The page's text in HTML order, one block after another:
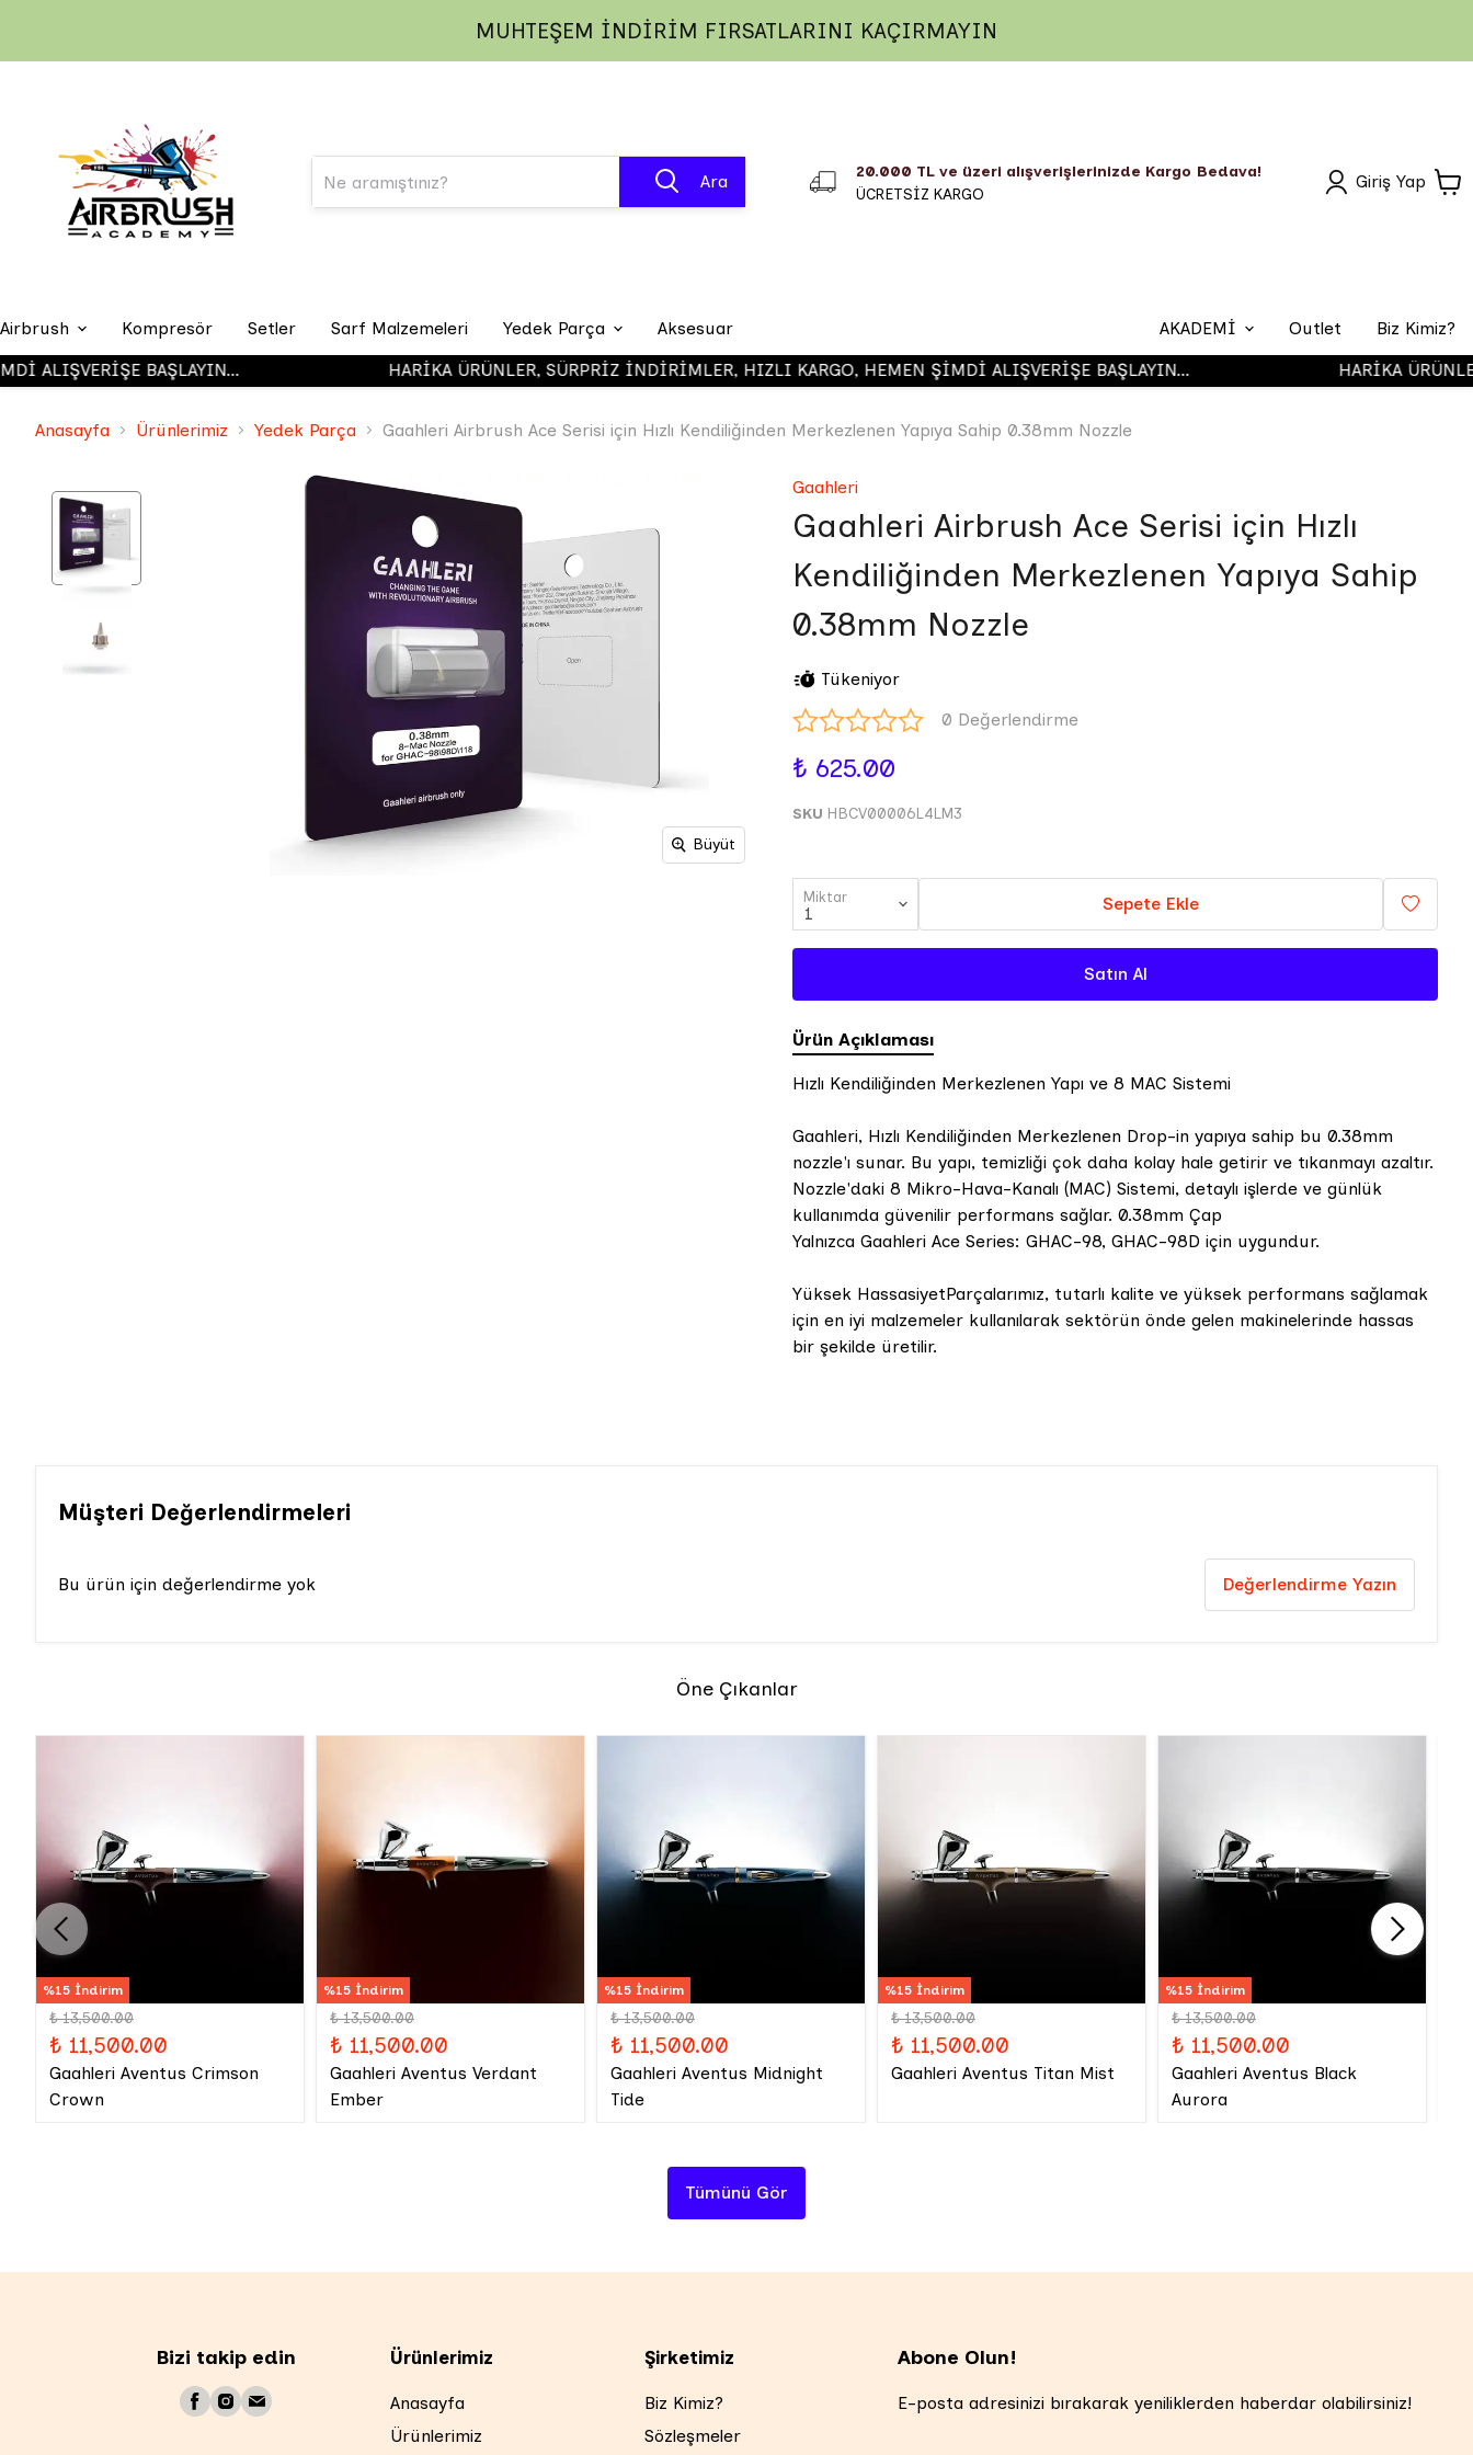
MUHTEŞEM İNDİRİM FIRSATLARINI KAÇIRMAYIN
Ara
20.000 TL ve üzeri alışverişlerinizde Kargo Bedava!
ÜCRETSİZ KARGO
Giriş Yap
Airbrush
Iwata Airbrush Gaahleri Airbrush
Kompresör Setler Sarf Malzemeleri Yedek Parça Aksesuar AKADEMİ Outlet Biz Kimiz?
BAŞLAYIN... HARİKA ÜRÜNLER, SÜRPRİZ İNDİRİMLER, HIZLI KARGO, HEMEN ŞİMDİ ALIŞVERİŞE BAŞLAYIN... HARİKA
Anasayfa Ürünlerimiz Yedek Parça Gaahleri Airbrush Ace Serisi için Hızlı Kendiliğinden Merkezlenen Yapıya Sahip 0.38mm Nozzle
Büyüt
Gaahleri
Gaahleri Airbrush Ace Serisi için Hızlı
Kendiliğinden Merkezlenen Yapıya Sahip
0.38mm Nozzle
Tükeniyor
0 Değerlendirme
₺ 625.00
SKU HBCV00006L4LM3
Miktar Sepete Ekle
Satın Al
Ürün Açıklaması
Hızlı Kendiliğinden Merkezlenen Yapı ve 8 MAC Sistemi
Gaahleri, Hızlı Kendiliğinden Merkezlenen Drop-in yapıya sahip bu 0.38mm
nozzle'ı sunar. Bu yapı, temizliği çok daha kolay hale getirir ve tıkanmayı azaltır.
Nozzle'daki 8 Mikro-Hava-Kanalı (MAC) Sistemi, detaylı işlerde ve günlük
kullanımda güvenilir performans sağlar. 0.38mm Çap
Yalnızca Gaahleri Ace Series: GHAC-98, GHAC-98D için uygundur.
Yüksek HassasiyetParçalarımız, tutarlı kalite ve yüksek performans sağlamak
için en iyi malzemeler kullanılarak sektörün önde gelen makinelerinde hassas
bir şekilde üretilir.
Müşteri Değerlendirmeleri
Bu ürün için değerlendirme yok Değerlendirme Yazın
Öne Çıkanlar
%15 İndirim
₺ 13,500.00
₺ 11,500.00
Gaahleri Aventus Crimson
Crown
%15 İndirim
₺ 13,500.00
₺ 11,500.00
Gaahleri Aventus Verdant
Ember
%15 İndirim
₺ 13,500.00
₺ 11,500.00
Gaahleri Aventus Midnight
Tide
%15 İndirim
₺ 13,500.00
₺ 11,500.00
Gaahleri Aventus Titan Mist
%15 İndirim
₺ 13,500.00
₺ 11,500.00
Gaahleri Aventus Black
Aurora
Tümünü Gör
Bizi takip edin Ürünlerimiz
Anasayfa
Ürünlerimiz
Şirketimiz
Biz Kimiz?
Sözleşmeler
Abone Olun!
E-posta adresinizi bırakarak yeniliklerden haberdar olabilirsiniz!